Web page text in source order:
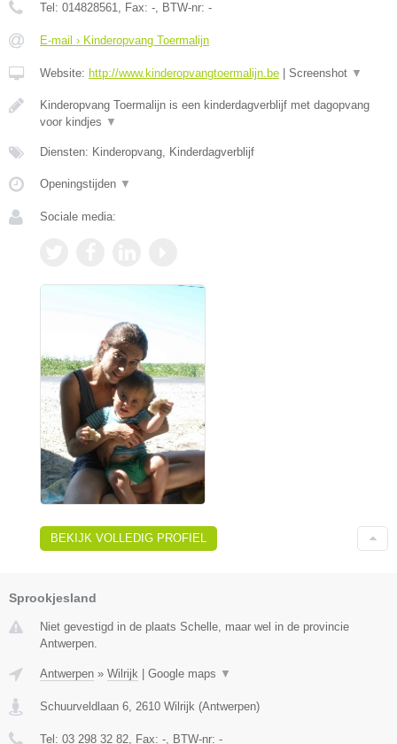
Tel: 014828561, Fax: -, BTW-nr: -
E-mail › Kinderopvang Toermalijn
Website: http://www.kinderopvangtoermalijn.be Screenshot ▼
Kinderopvang Toermalijn is een kinderdagverblijf met dagopvang
voor kindjes ▼
Diensten: Kinderopvang, Kinderdagverblijf
Openingstijden ▼
Sociale media:
BEKIJK VOLLEDIG PROFIEL
Sprookjesland
Niet gevestigd in de plaats Schelle, maar wel in de provincie
Antwerpen.
Antwerpen » Wilrijk Google maps ▼
Schuurveldlaan 6, 2610 Wilrijk (Antwerpen)
Tel: 03 298 32 82, Fax: -, BTW-nr: -